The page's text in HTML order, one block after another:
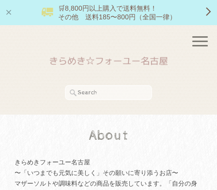
🛒8,800円以上購入で送料無料！
その他 送料185〜800円（全国一律）
About
きらめきフォーユー名古屋
〜「いつまでも元気に美しく」その願いに寄り添うお店〜
マザーソルトや調味料などの商品を販売しています。「自分の身